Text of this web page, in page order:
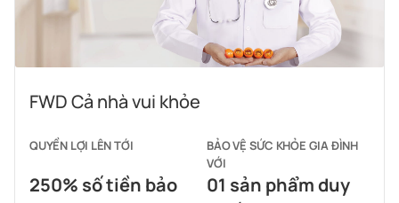
FWD Cả nhà vui khỏe
QUYỀN LỢI LÊN TỚI
250% số tiền bảo
BẢO VỆ SỨC KHỎE GIA ĐÌNH
VỚI
01 sản phẩm duy